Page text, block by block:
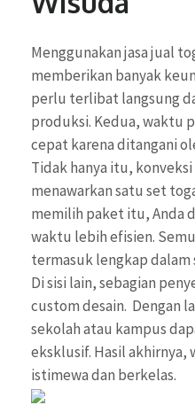
Menggunakan jasa jual
memberikan banyak
perlu terlibat langsung
produksi. Kedua, waktu
cepat karena ditangani
Tidak hanya itu,
menawarkan satu set
memilih paket itu, Anda
waktu lebih efisien.
termasuk lengkap dalam
Di sisi lain, sebagian
custom desain. Dengan
sekolah atau kampus
eksklusif. Hasil akhirnya,
istimewa dan berkelas.